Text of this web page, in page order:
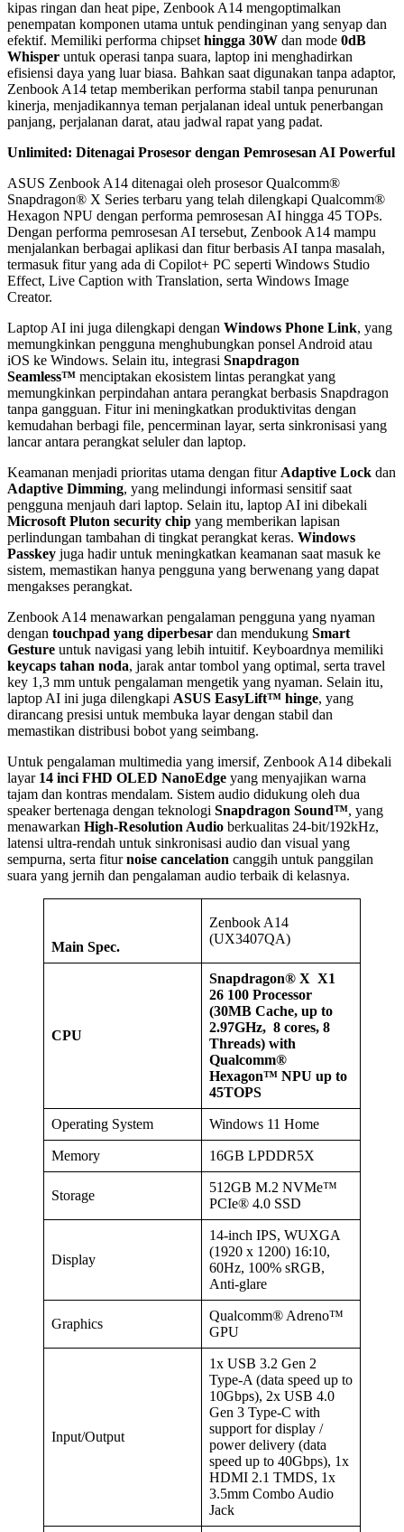
kipas ringan dan heat pipe, Zenbook A14 mengoptimalkan
penempatan komponen utama untuk pendinginan yang senyap dan
efektif. Memiliki performa chipset hingga 30W dan mode 0dB
Whisper untuk operasi tanpa suara, laptop ini menghadirkan
efisiensi daya yang luar biasa. Bahkan saat digunakan tanpa adaptor,
Zenbook A14 tetap memberikan performa stabil tanpa penurunan
kinerja, menjadikannya teman perjalanan ideal untuk penerbangan
panjang, perjalanan darat, atau jadwal rapat yang padat.
Unlimited: Ditenagai Prosesor dengan Pemrosesan AI Powerful
ASUS Zenbook A14 ditenagai oleh prosesor Qualcomm®
Snapdragon® X Series terbaru yang telah dilengkapi Qualcomm®
Hexagon NPU dengan performa pemrosesan AI hingga 45 TOPs.
Dengan performa pemrosesan AI tersebut, Zenbook A14 mampu
menjalankan berbagai aplikasi dan fitur berbasis AI tanpa masalah,
termasuk fitur yang ada di Copilot+ PC seperti Windows Studio
Effect, Live Caption with Translation, serta Windows Image
Creator.
Laptop AI ini juga dilengkapi dengan Windows Phone Link, yang
memungkinkan pengguna menghubungkan ponsel Android atau
iOS ke Windows. Selain itu, integrasi Snapdragon
Seamless™ menciptakan ekosistem lintas perangkat yang
memungkinkan perpindahan antara perangkat berbasis Snapdragon
tanpa gangguan. Fitur ini meningkatkan produktivitas dengan
kemudahan berbagi file, pencerminan layar, serta sinkronisasi yang
lancar antara perangkat seluler dan laptop.
Keamanan menjadi prioritas utama dengan fitur Adaptive Lock dan
Adaptive Dimming, yang melindungi informasi sensitif saat
pengguna menjauh dari laptop. Selain itu, laptop AI ini dibekali
Microsoft Pluton security chip yang memberikan lapisan
perlindungan tambahan di tingkat perangkat keras. Windows
Passkey juga hadir untuk meningkatkan keamanan saat masuk ke
sistem, memastikan hanya pengguna yang berwenang yang dapat
mengakses perangkat.
Zenbook A14 menawarkan pengalaman pengguna yang nyaman
dengan touchpad yang diperbesar dan mendukung Smart
Gesture untuk navigasi yang lebih intuitif. Keyboardnya memiliki
keycaps tahan noda, jarak antar tombol yang optimal, serta travel
key 1,3 mm untuk pengalaman mengetik yang nyaman. Selain itu,
laptop AI ini juga dilengkapi ASUS EasyLift™ hinge, yang
dirancang presisi untuk membuka layar dengan stabil dan
memastikan distribusi bobot yang seimbang.
Untuk pengalaman multimedia yang imersif, Zenbook A14 dibekali
layar 14 inci FHD OLED NanoEdge yang menyajikan warna
tajam dan kontras mendalam. Sistem audio didukung oleh dua
speaker bertenaga dengan teknologi Snapdragon Sound™, yang
menawarkan High-Resolution Audio berkualitas 24-bit/192kHz,
latensi ultra-rendah untuk sinkronisasi audio dan visual yang
sempurna, serta fiturnoise cancelation canggih untuk panggilan
suara yang jernih dan pengalaman audio terbaik di kelasnya.
Main Spec.
Zenbook A14
(UX3407QA)
CPU
Snapdragon® X X1
26 100 Processor
(30MB Cache, up to
2.97GHz, 8 cores, 8
Threads) with
Qualcomm®
Hexagon™ NPU up to
45TOPS
Operating System Windows 11 Home
Memory 16GB LPDDR5X
Storage
512GB M.2 NVMe™
PCIe® 4.0 SSD
Display
14-inch IPS, WUXGA
(1920 x 1200) 16:10,
60Hz, 100% sRGB,
Anti-glare
Graphics
Qualcomm® Adreno™
GPU
Input/Output
1x USB 3.2 Gen 2
Type-A (data speed up to
10Gbps), 2x USB 4.0
Gen 3 Type-C with
support for display /
power delivery (data
speed up to 40Gbps), 1x
HDMI 2.1 TMDS, 1x
3.5mm Combo Audio
Jack